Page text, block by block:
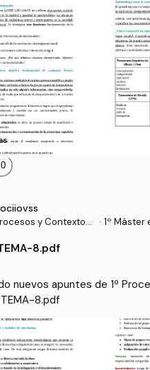
0
y Contextos
· 1º Máster
onal y
8.pdf
nuevos apuntes de 1º
8.pdf